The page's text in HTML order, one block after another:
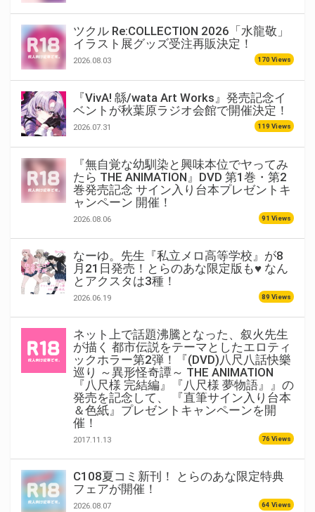
ツクル Re:COLLECTION 2026「水龍敬」
イラスト展グッズ受注再販決定！
2026.08.03 170 Views
『VivA! 緜/wata Art Works』発売記念イ
ベントが秋葉原ラジオ会館で開催決定！
2026.07.31 119 Views
『無自覚な幼馴染と興味本位でヤってみ
たら THE ANIMATION』DVD 第1巻・第2
巻発売記念 サイン入り台本プレゼントキ
ャンペーン 開催！
2026.08.06 91 Views
なーゆ。先生『私立メロ高等学校』が8
月21日発売！とらのあな限定版も♥ なん
とアクスタは3種！
2026.06.19 89 Views
ネット上で話題沸騰となった、叙火先生
が描く 都市伝説をテーマとしたエロティ
ックホラー第2弾！『(DVD)八尺八話快樂
巡り ～異形怪奇譚～ THE ANIMATION
『八尺様 完結編』『八尺様 夢物語』』の
発売を記念して、 『直筆サイン入り台本
＆色紙』プレゼントキャンペーンを開
催！
2017.11.13 76 Views
C108夏コミ新刊！ とらのあな限定特典
フェアが開催！
2026.08.07 64 Views